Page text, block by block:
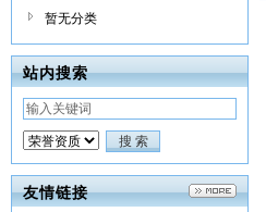
暂无分类
站内搜索
友情链接